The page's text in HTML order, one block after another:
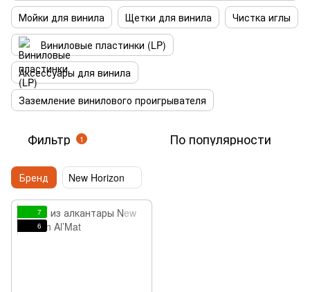
Мойки для винила
Щетки для винила
Чистка иглы
Виниловые пластинки (LP)
Аксессуары для винила
Заземление винилового проигрывателя
Фильтр 1 По популярности
Бренд New Horizon
7
6